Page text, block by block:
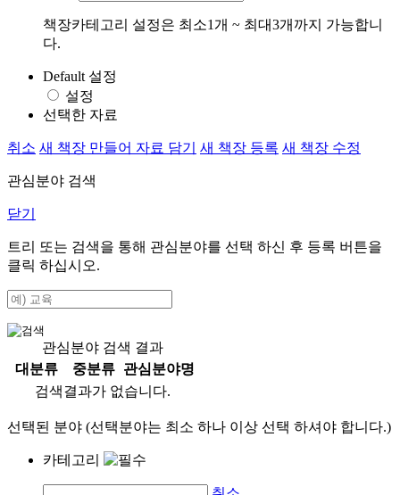
책장카테고리 설정은 최소1개 ~ 최대3개까지 가능합니
다.
Default 설정
설정
선택한 자료
취소 새 책장 만들어 자료 담기 새 책장 등록 새 책장 수정
관심분야 검색
닫기
트리 또는 검색을 통해 관심분야를 선택 하신 후 등록 버튼을
클릭 하십시오.
관심분야 검색 결과
대분류
중분류
관심분야명
검색결과가 없습니다.
선택된 분야 (선택분야는 최소 하나 이상 선택 하셔야 합니다.)
카테고리